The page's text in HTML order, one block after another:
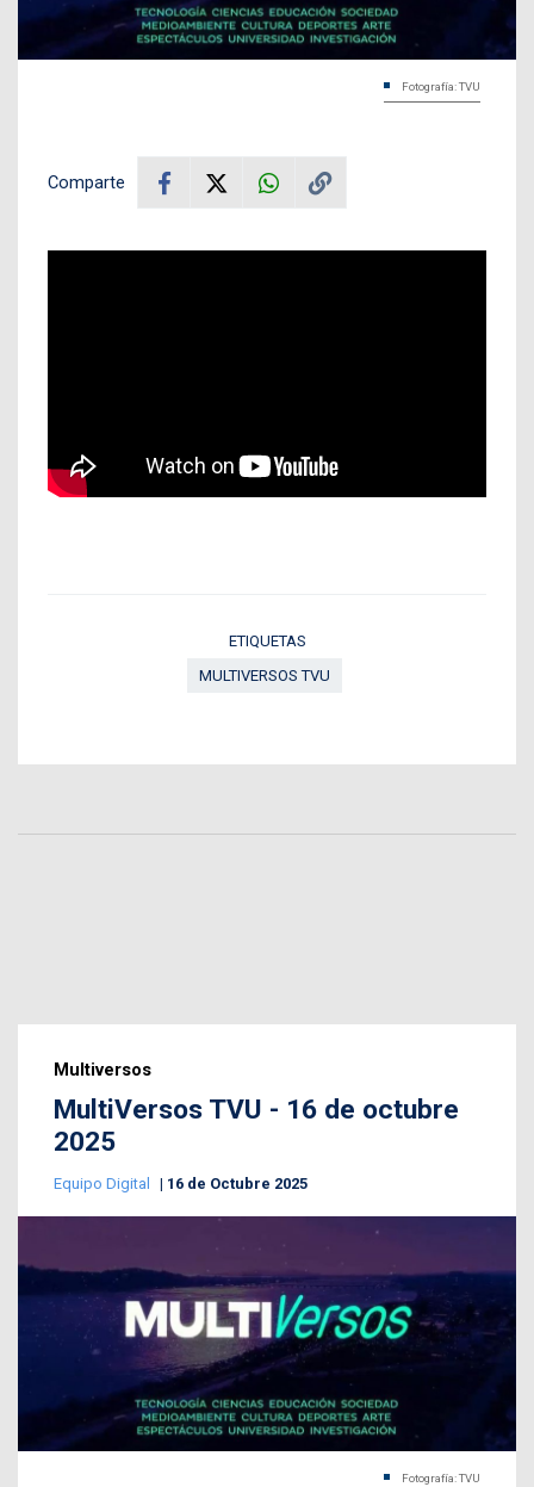
Fotografía: TVU
Comparte
ETIQUETAS
MULTIVERSOS TVU
Multiversos
MultiVersos TVU - 16 de octubre
2025
Equipo Digital 16 de Octubre 2025
Fotografía: TVU